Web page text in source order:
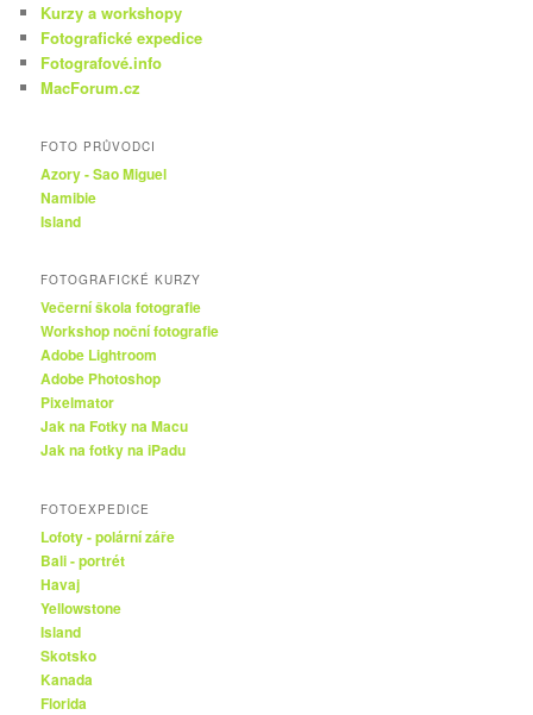
Kurzy a workshopy
Fotografické expedice
Fotografové.info
MacForum.cz
FOTO PRŮVODCI
Azory - Sao Miguel
Namibie
Island
FOTOGRAFICKÉ KURZY
Večerní škola fotografie
Workshop noční fotografie
Adobe Lightroom
Adobe Photoshop
Pixelmator
Jak na Fotky na Macu
Jak na fotky na iPadu
FOTOEXPEDICE
Lofoty - polární záře
Bali - portrét
Havaj
Yellowstone
Island
Skotsko
Kanada
Florida